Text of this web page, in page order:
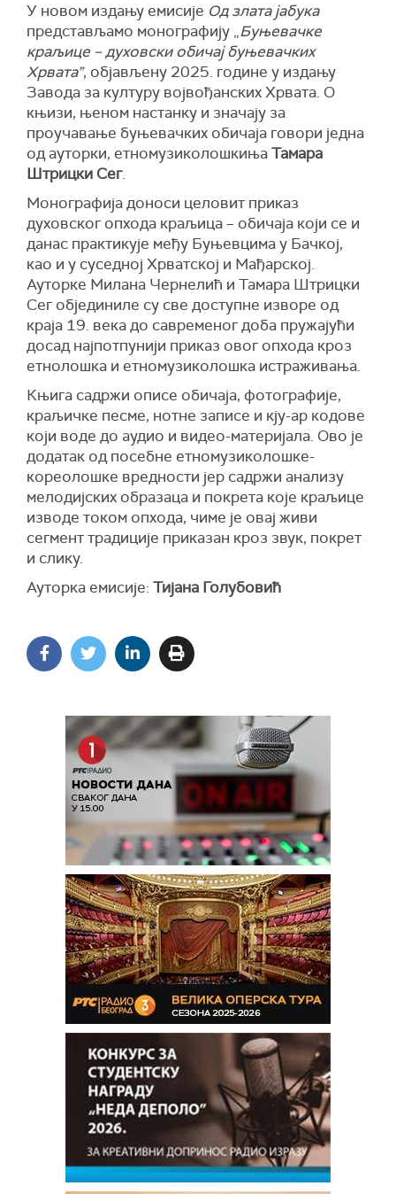
У новом издању емисије Од злата јабука
представљамо монографију „Буњевачке
краљице –духовски обичај буњевачких
Хрвата”, објављену 2025. године у издању
Завода за културу војвођанских Хрвата. О
књизи, њеном настанку и значају за
проучавање буњевачких обичаја говори једна
од ауторки, етномузиколошкињаТамара
Штрицки Сег.
Монографија доноси целовит приказ
духовског опхода краљица – обичаја који се и
данас практикује међу Буњевцима у Бачкој,
као и у суседној Хрватској и Мађарској.
Ауторке Милана Чернелић и Тамара Штрицки
Сег објединиле су све доступне изворе од
краја 19. века до савременог доба пружајући
досад најпотпунији приказ овог опхода кроз
етнолошка и етномузиколошка истраживања.
Књига садржи описе обичаја, фотографије,
краљичке песме, нотне записе и кју-ар кодове
који воде до аудио и видео-материјала. Ово је
додатак од посебне етномузиколошке-
кореолошке вредности јер садржи анализу
мелодијских образаца и покрета које краљице
изводе током опхода, чиме је овај живи
сегмент традиције приказан кроз звук, покрет
и слику.
Ауторка емисије: Тијана Голубовић